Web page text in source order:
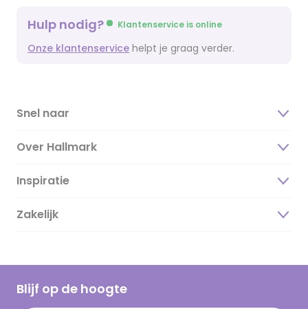
Hulp nodig? Klantenservice is online
Onze klantenservice helpt je graag verder.
Snel naar
Over Hallmark
Over ons
Duurzaamheid
Hallmark Kaartclub
Inspiratie
Magazine
Cadeau inspiratie
Kaartinspiratie
Zakelijk
Blijf op de hoogte